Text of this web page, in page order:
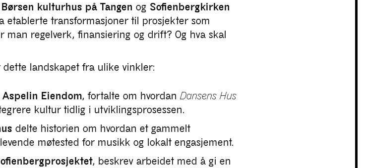
Børsen kulturhus på Tangen og Sofienbergkirken
transformasjoner til prosjekter som
regelverk, finansiering og drift? Og hva skal
landskapet fra ulike vinkler:
Aspelin Eiendom, fortalte om hvordan Dansens Hus
kultur tidlig i utviklingsprosessen.
delte historien om hvordan et gammelt
møtested for musikk og lokalt engasjement.
, beskrev arbeidet med å gi en